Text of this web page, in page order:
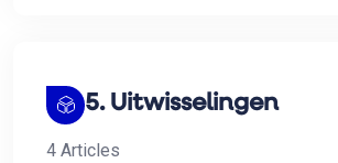
5. Uitwisselingen
4 Articles